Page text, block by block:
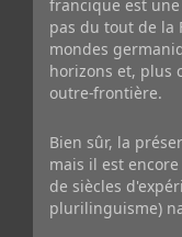
francique est
pas du tout de la
mondes
horizons et, plus
outre-frontière.
Bien sûr, la
mais il est
de siècles
plurilinguisme)